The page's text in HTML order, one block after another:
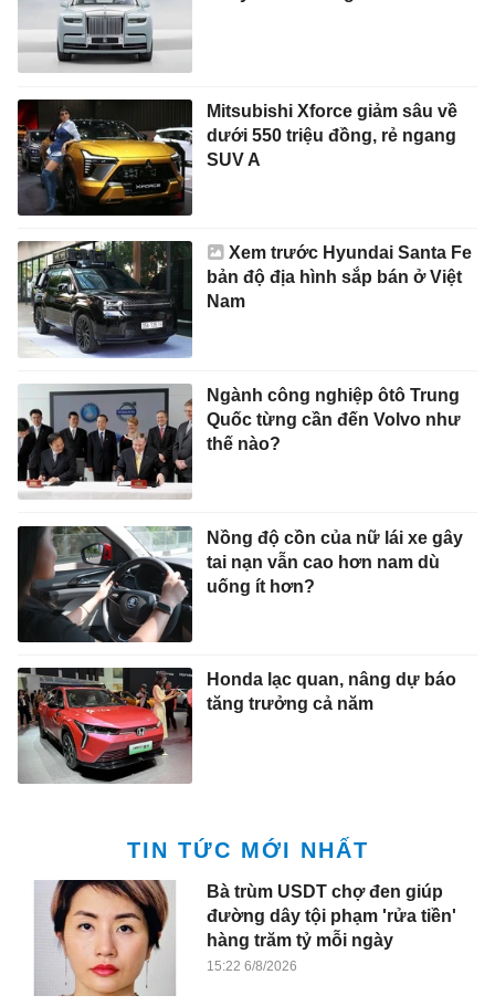
Mitsubishi Xforce giảm sâu về
dưới 550 triệu đồng, rẻ ngang
SUV A
Xem trước Hyundai Santa Fe
bản độ địa hình sắp bán ở Việt
Nam
Ngành công nghiệp ôtô Trung
Quốc từng cần đến Volvo như
thế nào?
Nồng độ cồn của nữ lái xe gây
tai nạn vẫn cao hơn nam dù
uống ít hơn?
Honda lạc quan, nâng dự báo
tăng trưởng cả năm
TIN TỨC MỚI NHẤT
Bà trùm USDT chợ đen giúp
đường dây tội phạm 'rửa tiền'
hàng trăm tỷ mỗi ngày
15:22 6/8/2026